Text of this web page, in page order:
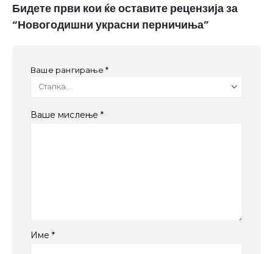
Бидете први кои ќе оставите рецензија за
“Новогодишни украсни перничиња”
Ваше рангирање *
Ваше мислење *
Име*